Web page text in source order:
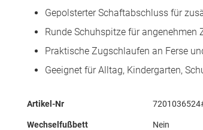
Gepolsterter Schaftabschluss für
Runde Schuhspitze für angenehmen
Praktische Zugschlaufen an Ferse
Geeignet für Alltag, Kindergarten,
Mehr
Artikel-Nr
Wechselfußbett Nein